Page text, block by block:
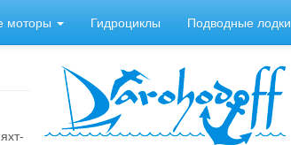
моторы Гидроциклы Подводные лодки